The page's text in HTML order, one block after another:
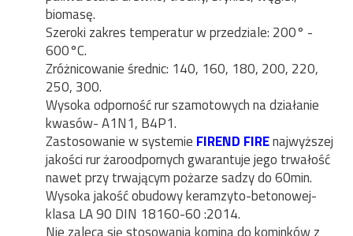
biomasę.
Szeroki zakres temperatur w przedziale: 200° -
600°C.
Zróżnicowanie średnic: 140, 160, 180, 200, 220,
250, 300.
Wysoka odporność rur szamotowych na działanie
kwasów- A1N1, B4P1.
Zastosowanie w systemie FIREND FIREnajwyższej
jakości rur żaroodpornych gwarantuje jego trwałość
nawet przy trwającym pożarze sadzy do 60min.
Wysoka jakość obudowy keramzyto-betonowej-
klasa LA 90 DIN 18160-60 :2014.